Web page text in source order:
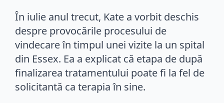
În iulie anul trecut, Kate a vorbit deschis
despre provocările procesului de
vindecare în timpul unei vizite la un spital
din Essex. Ea a explicat că etapa de după
finalizarea tratamentului poate fi la fel de
solicitantă ca terapia în sine.